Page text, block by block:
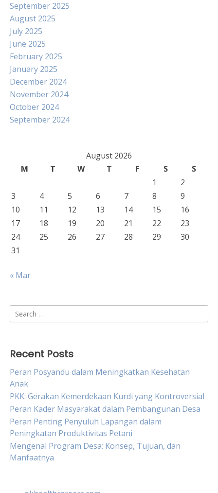
September 2025
August 2025
July 2025
June 2025
February 2025
January 2025
December 2024
November 2024
October 2024
September 2024
August 2026
M
T W T F S
S
1
2
3
4 5 6 7 8
9
10
11 12 13 14 15
16
17
18 19 20 21 22
23
24
25 26 27 28 29
30
31
« Mar
Search
for:
Recent Posts
Peran Posyandu dalam Meningkatkan Kesehatan
Anak
PKK: Gerakan Kemerdekaan Kurdi yang Kontroversial
Peran Kader Masyarakat dalam Pembangunan Desa
Peran Penting Penyuluh Lapangan dalam
Peningkatan Produktivitas Petani
Mengenal Program Desa: Konsep, Tujuan, dan
Manfaatnya